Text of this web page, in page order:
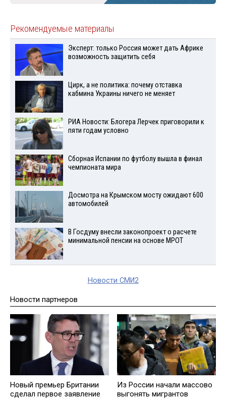
Рекомендуемые материалы
Эксперт: только Россия может дать Африке
возможность защитить себя
Цирк, а не политика: почему отставка
кабмина Украины ничего не меняет
РИА Новости: Блогера Лерчек приговорили к
пяти годам условно
Сборная Испании по футболу вышла в финал
чемпионата мира
Досмотра на Крымском мосту ожидают 600
автомобилей
В Госдуму внесли законопроект о расчете
минимальной пенсии на основе МРОТ
Новости СМИ2
Новости партнеров
Новый премьер Британии
сделал первое заявление
Из России начали массово
выгонять мигрантов